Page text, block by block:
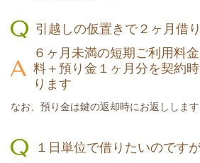
引越しの仮置きで２ヶ月借
６ヶ月未満の短期ご利用料
料＋預り金１ヶ月分を契約
ります
なお、預り金は鍵の返却時にお返しします
１日単位で借りたいのです